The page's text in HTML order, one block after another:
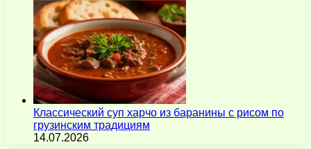
Классический суп харчо из баранины с рисом по
грузинским традициям
14.07.2026